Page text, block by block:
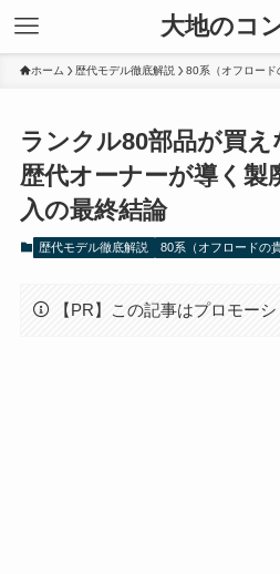
大地のコ
ホーム 歴代モデル徹底解説 80系（オフロード
ランクル80部品が買え
歴代オーナーが導く製
入の最終結論
歴代モデル徹底解説 80系（オフロードの
【PR】この記事はプロモー